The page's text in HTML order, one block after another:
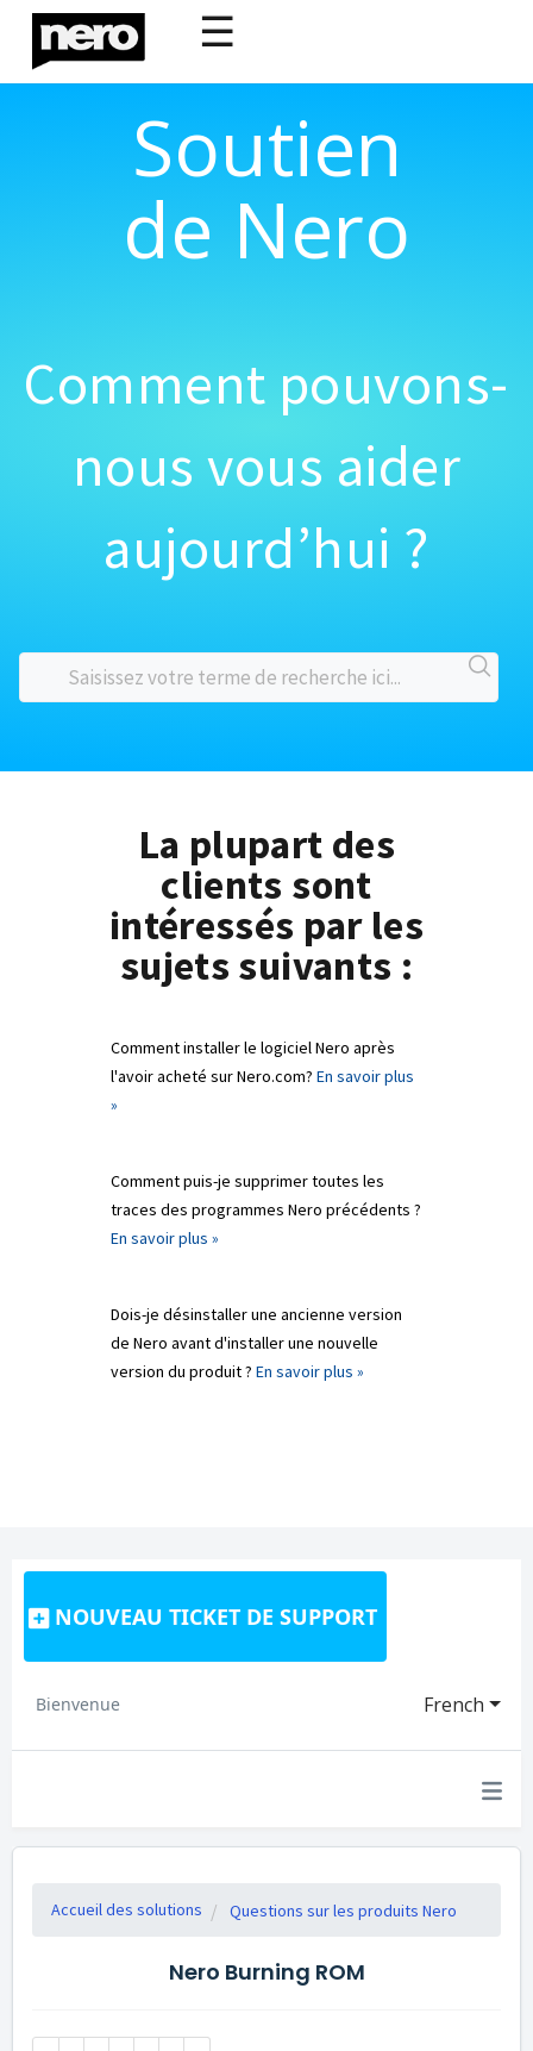
☰
Soutien
de Nero
Comment pouvons-
nous vous aider
aujourd’hui ?
La plupart des
clients sont
intéressés par les
sujets suivants :
Comment installer le logiciel Nero après
l'avoir acheté sur Nero.com? En savoir plus
»
Comment puis-je supprimer toutes les
traces des programmes Nero précédents ?
En savoir plus »
Dois-je désinstaller une ancienne version
de Nero avant d'installer une nouvelle
version du produit ? En savoir plus »
NOUVEAU TICKET DE SUPPORT
French
Bienvenue
Accueil des solutions Questions sur les produits Nero
Nero Burning ROM